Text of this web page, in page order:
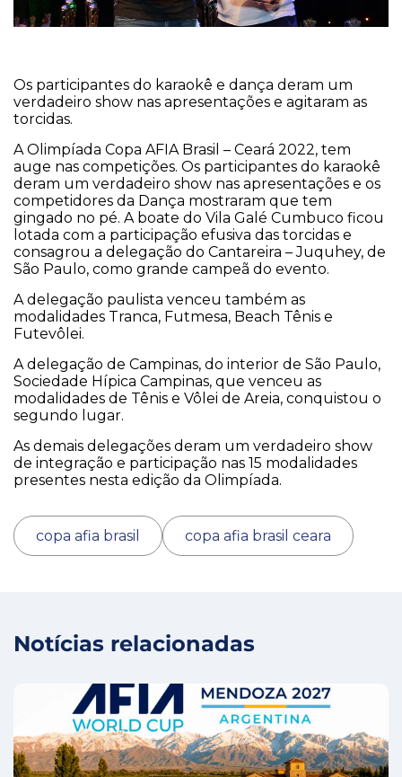
Os participantes do karaokê e dança deram um
verdadeiro show nas apresentações e agitaram as
torcidas.
A Olimpíada Copa AFIA Brasil – Ceará 2022, tem
auge nas competições. Os participantes do karaokê
deram um verdadeiro show nas apresentações e os
competidores da Dança mostraram que tem
gingado no pé. A boate do Vila Galé Cumbuco ficou
lotada com a participação efusiva das torcidas e
consagrou a delegação do Cantareira – Juquhey, de
São Paulo, como grande campeã do evento.
A delegação paulista venceu também as
modalidades Tranca, Futmesa, Beach Tênis e
Futevôlei.
A delegação de Campinas, do interior de São Paulo,
Sociedade Hípica Campinas, que venceu as
modalidades de Tênis e Vôlei de Areia, conquistou o
segundo lugar.
As demais delegações deram um verdadeiro show
de integração e participação nas 15 modalidades
presentes nesta edição da Olimpíada.
copa afia brasil copa afia brasil ceara
Notícias relacionadas